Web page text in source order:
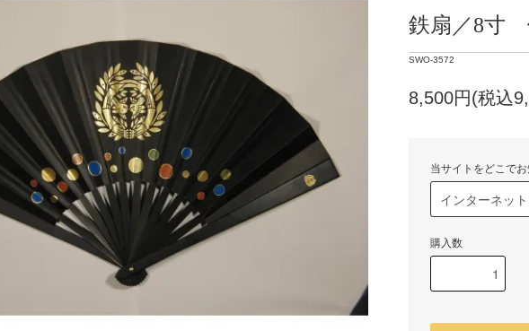
鉄扇／8寸
SWO-3572
8,500円(税込
当サイトをどこで
購入数